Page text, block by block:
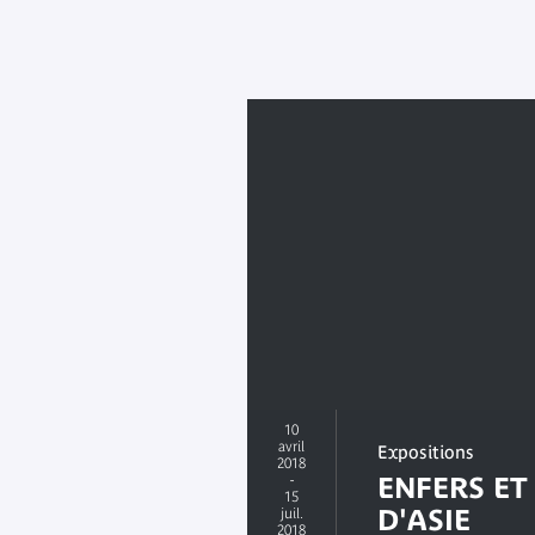
10
avril
2018
-
15
juil.
2018
Expositions
ENFERS
D'ASIE